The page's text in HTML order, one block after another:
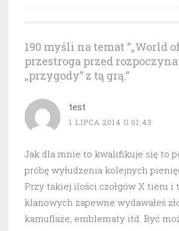
190 myśli na temat “„World
przestroga przed
„przygody” z tą grą.”
test
1 LIPCA 2014 O 01:43
Jak dla mnie to kwalifikuje się to
próbę wyłudzenia kolejnych
Przy takiej ilości czołgów X tieru
klanowych zapewne wydawałeś
kamuflaże, emblematy itd. Być